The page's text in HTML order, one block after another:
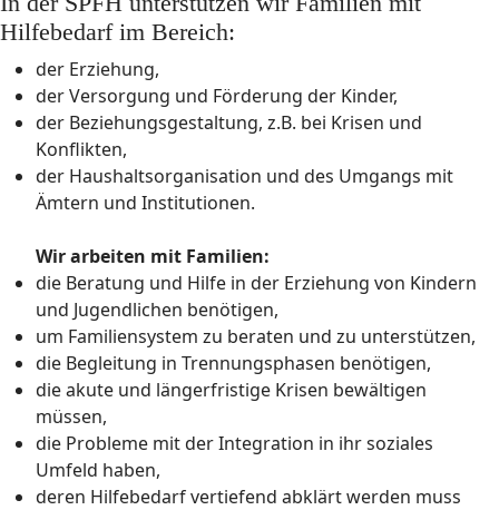
Hilfebedarf im Bereich:
der Erziehung,
der Versorgung und Förderung der Kinder,
der Beziehungsgestaltung, z.B. bei Krisen und
Konflikten,
der Haushaltsorganisation und des Umgangs mit
Ämtern und Institutionen.
Wir arbeiten mit Familien:
die Beratung und Hilfe in der Erziehung von Kindern
und Jugendlichen benötigen,
um Familiensystem zu beraten und zu unterstützen,
die Begleitung in Trennungsphasen benötigen,
die akute und längerfristige Krisen bewältigen
müssen,
die Probleme mit der Integration in ihr soziales
Umfeld haben,
deren Hilfebedarf vertiefend abklärt werden muss